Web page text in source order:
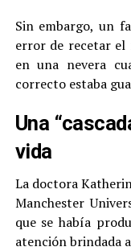
Sin embargo, un
error de recetar el
en una nevera
correcto estaba
Una
vida
La doctora
Manchester
que se había
atención brindada